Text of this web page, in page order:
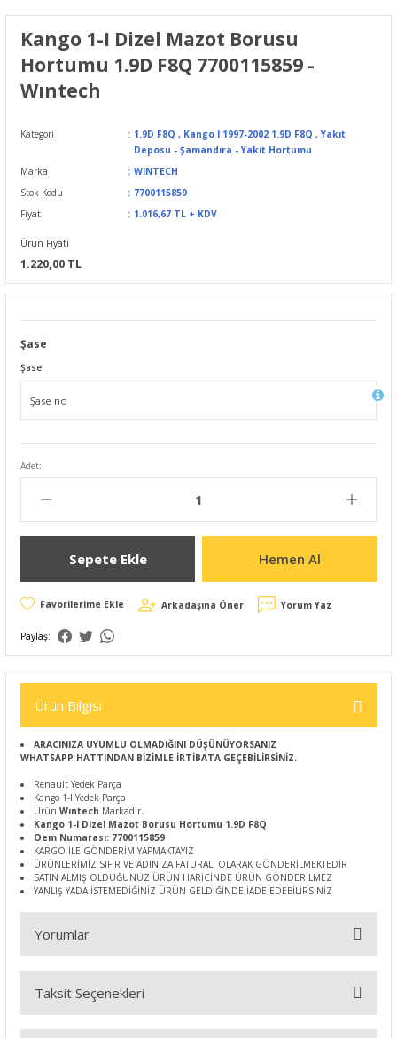
Kango 1-I Dizel Mazot Borusu
Hortumu 1.9D F8Q 7700115859 -
Wıntech
Kategori 1.9D F8Q , Kango I 1997-2002 1.9D F8Q ,Yakıt
Deposu - Şamandıra - Yakıt Hortumu
Marka
WINTECH
Stok Kodu
7700115859
Fiyat
1.016,67 TL + KDV
Ürün Fiyatı
1.220,00 TL
Şase
Şase
Adet:
Sepete Ekle Hemen Al
Arkadaşına Öner Yorum Yaz
Paylaş:
Ürün Bilgisi
ARACINIZA UYUMLU OLMADIĞINI DÜŞÜNÜYORSANIZ
WHATSAPP HATTINDAN BİZİMLE İRTİBATA GEÇEBİLİRSİNİZ.
Renault Yedek Parça
Kango 1-I Yedek Parça
ÜrünWıntech Markadır.
Kango 1-I Dizel Mazot Borusu Hortumu 1.9D F8Q
Oem Numarası: 7700115859
KARGO İLE GÖNDERİM YAPMAKTAYIZ
ÜRÜNLERİMİZ SIFIR VE ADINIZA FATURALI OLARAK GÖNDERİLMEKTEDİR
SATIN ALMIŞ OLDUĞUNUZ ÜRÜN HARİCİNDE ÜRÜN GÖNDERİLMEZ
YANLIŞ YADA İSTEMEDİĞİNİZ ÜRÜN GELDİĞİNDE İADE EDEBİLİRSİNİZ
Yorumlar
Bu ürüne ilk yorumu siz yapın!
Taksit Seçenekleri